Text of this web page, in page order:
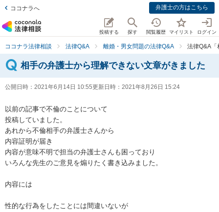
ココナラへ 弁護士の方はこちら
投稿する 探す 閲覧履歴 マイリスト ログイン
ココナラ法律相談 法律Q&A 離婚・男女問題の法律Q&A 法律Q&A
相手の弁護士から理解できない文章がきました
公開日時： 2021年6月14日 10:55更新日時： 2021年8月26日 15:24
以前の記事で不倫のことについて
投稿していました。
あれから不倫相手の弁護士さんから
内容証明が届き
内容が意味不明で担当の弁護士さんも困っており
いろんな先生のご意見を煽りたく書き込みました。
内容には
性的な行為をしたことには間違いないが